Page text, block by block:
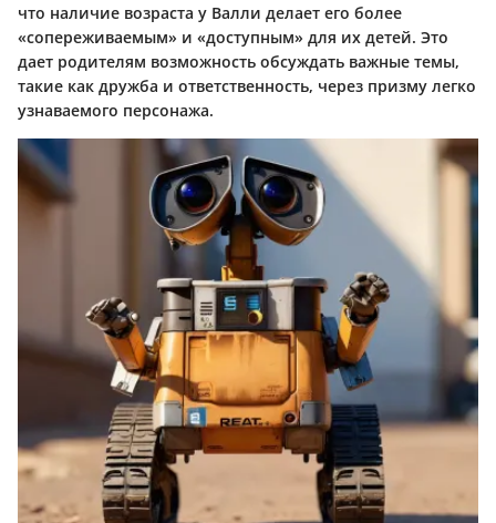
что наличие возраста у Валли делает его более
«сопереживаемым» и «доступным» для их детей. Это
дает родителям возможность обсуждать важные темы,
такие как дружба и ответственность, через призму легко
узнаваемого персонажа.